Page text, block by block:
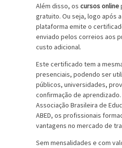
Além disso, os cursos online
gratuito. Ou seja, logo após
plataforma emite o
enviado pelos correios aos
custo adicional.
Este certificado tem a
presenciais, podendo ser
públicos, universidades,
confirmação de
Associação Brasileira de
ABED, os profissionais
vantagens no mercado de
Sem mensalidades e com